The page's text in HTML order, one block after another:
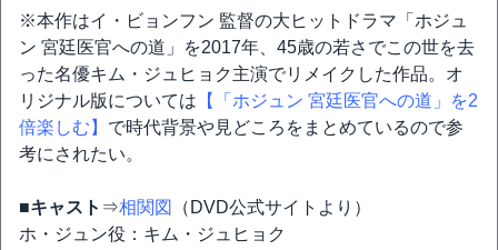
※本作はイ・ビョンフン 監督の大ヒットドラマ「ホジュ
ン 宮廷医官への道」を2017年、45歳の若さでこの世を去
った名優キム・ジュヒョク主演でリメイクした作品。オ
リジナル版については 【「ホジュン 宮廷医官への道」を2
倍楽しむ】 で時代背景や見どころをまとめているので参
考にされたい。
■キャスト ⇒相関図
（DVD公式サイトより）
ホ・ジュン役：キム・ジュヒョク